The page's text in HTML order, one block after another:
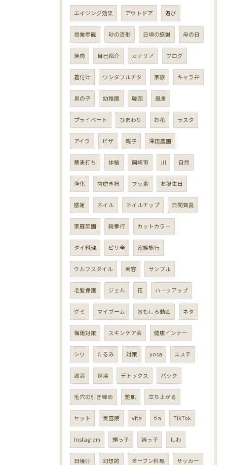
エイジング効果 アウトドア 遊び
授業参観 砂の造形 日頃の感謝 母の日
焼肉 自己紹介 カナリア ブログ
着付け ワンダフルチタ 家族 キャラ弁
男の子 幼稚園 韓国 風景
プライベート ひまわり お花 ラスタ
アイラ ピザ 親子 澤田農園
蕎麦打ち 体験 岡崎市 川 自然
浄化 歯磨き粉 フッ素 お誕生日
感謝 ネイル ネイルチップ 日間賀島
家庭菜園 親孝行 カットカラー
タイ料理 ピリ辛 家族旅行
ウルフスタイル 美容 サンプル
毛髪保護 ジェル 花 ハーフアップ
グミ マイブーム おもしろ動画 ネタ
梅雨対策 スキンケア会 健康インナー
シワ たるみ 対策 yosa エステ
温活 足湯 デトックス パック
毛穴の引き締め 艶肌 立ち上がる
セット 美容院 vita tia TikTok
Instagram 甥っ子 姪っ子 しわ
日焼け 幻想的 オーブン料理 サッカー